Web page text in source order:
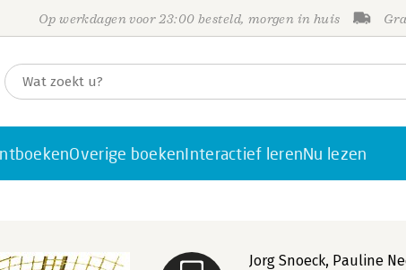
Op werkdagen voor 23:00 besteld, morgen in huis
Overige boekenInteractief lerenNu lezen
Jorg Snoeck, Pauline